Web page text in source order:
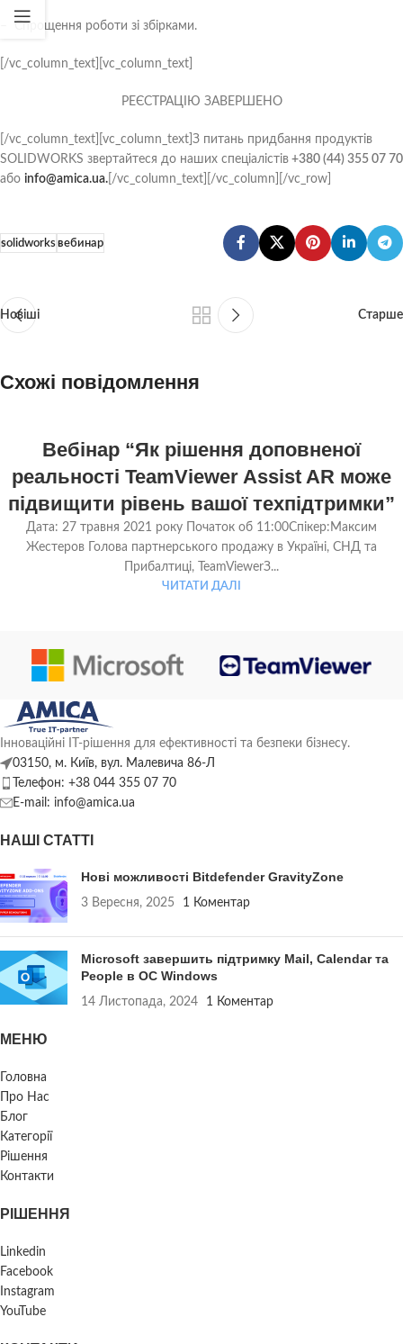
– Спрощення роботи зі збірками.
[/vc_column_text][vc_column_text]
РЕЄСТРАЦІЮ ЗАВЕРШЕНО
[/vc_column_text][vc_column_text]З питань придбання продуктів
SOLIDWORKS звертайтеся до наших спеціалістів +380 (44) 355 07 70
або info@amica.ua. [/vc_column_text][/vc_column][/vc_row]
solidworksвебинар
Новіші Старше
Схожі повідомлення
Вебінар “Як рішення доповненої
реальності TeamViewer Assist AR може
підвищити рівень вашої техпідтримки”
Дата: 27 травня 2021 року Початок об 11:00Спікер:Максим
Жестеров Голова партнерського продажу в Україні, СНД та
Прибалтиці, TeamViewerЗ...
ЧИТАТИ ДАЛІ
Інноваційні ІТ-рішення для ефективності та безпеки бізнесу.
03150, м. Київ, вул. Малевича 86-Л
Телефон: +38 044 355 07 70
E-mail: info@amica.ua
НАШІ СТАТТІ
Нові можливості Bitdefender GravityZone
3 Вересня, 2025 1 Коментар
Microsoft завершить підтримку Mail, Calendar та
People в ОС Windows
14 Листопада, 2024 1 Коментар
МЕНЮ
Головна
Про Нас
Блог
Категорії
Рішення
Контакти
РІШЕННЯ
Linkedin
Facebook
Instagram
YouTube